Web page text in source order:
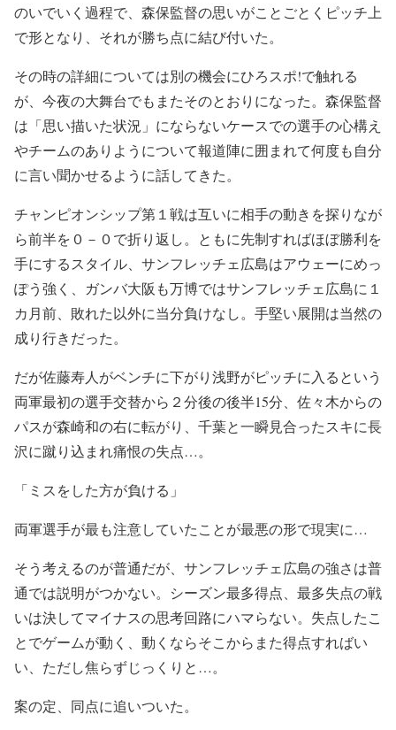
のいでいく過程で、森保監督の思いがことごとくピッチ上
で形となり、それが勝ち点に結び付いた。
その時の詳細については別の機会にひろスポ!で触れる
が、今夜の大舞台でもまたそのとおりになった。森保監督
は「思い描いた状況」にならないケースでの選手の心構え
やチームのありようについて報道陣に囲まれて何度も自分
に言い聞かせるように話してきた。
チャンピオンシップ第１戦は互いに相手の動きを探りなが
ら前半を０－０で折り返し。ともに先制すればほぼ勝利を
手にするスタイル、サンフレッチェ広島はアウェーにめっ
ぽう強く、ガンバ大阪も万博ではサンフレッチェ広島に１
カ月前、敗れた以外に当分負けなし。手堅い展開は当然の
成り行きだった。
だが佐藤寿人がベンチに下がり浅野がピッチに入るという
両軍最初の選手交替から２分後の後半15分、佐々木からの
パスが森崎和の右に転がり、千葉と一瞬見合ったスキに長
沢に蹴り込まれ痛恨の失点…。
「ミスをした方が負ける」
両軍選手が最も注意していたことが最悪の形で現実に…
そう考えるのが普通だが、サンフレッチェ広島の強さは普
通では説明がつかない。シーズン最多得点、最多失点の戦
いは決してマイナスの思考回路にハマらない。失点したこ
とでゲームが動く、動くならそこからまた得点すればい
い、ただし焦らずじっくりと…。
案の定、同点に追いついた。